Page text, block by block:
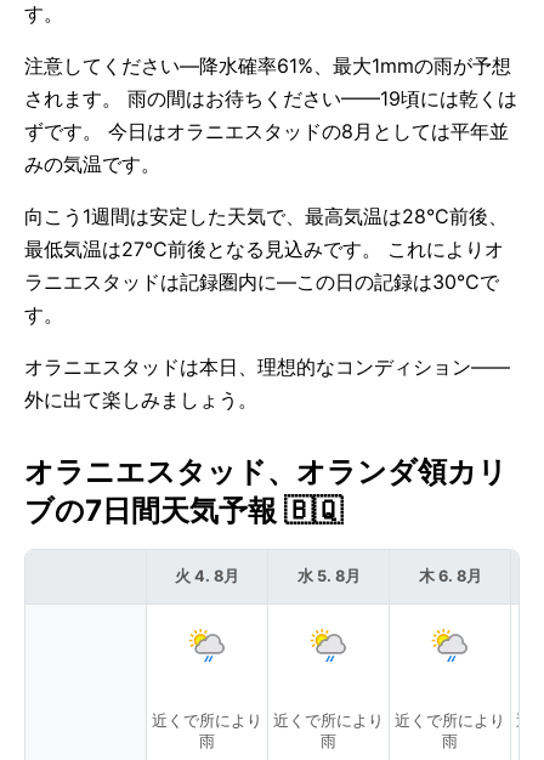
す。
注意してください—降水確率61%、最大1mmの雨が予想
されます。 雨の間はお待ちください——19頃には乾くは
ずです。 今日はオラニエスタッドの8月としては平年並
みの気温です。
向こう1週間は安定した天気で、最高気温は28°C前後、
最低気温は27°C前後となる見込みです。 これによりオ
ラニエスタッドは記録圏内に—この日の記録は30°Cで
す。
オラニエスタッドは本日、理想的なコンディション——
外に出て楽しみましょう。
オラニエスタッド、オランダ領カリ
ブの7日間天気予報 🇧🇶
火 4. 8月
近くで所により
雨
水 5. 8月
近くで所により
雨
木 6. 8月
近くで所により
雨
近